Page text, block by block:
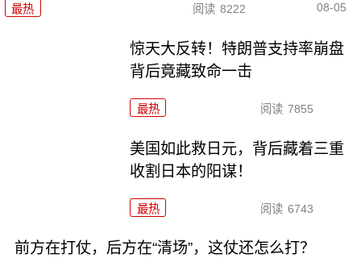
最热 阅读 8222 08-05
惊天大反转！特朗普支持率崩盘
背后竟藏致命一击
最热 阅读 7855
美国如此救日元，背后藏着三重
收割日本的阳谋！
最热 阅读 6743
前方在打仗，后方在“清场”，这仗还怎么打？